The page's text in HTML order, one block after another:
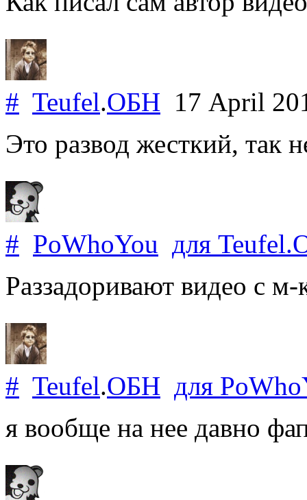
# Teufel.ОБН 17 April
Это развод жесткий, так
# PoWhoYou для Teufel.
Раззадоривают видео с м-
# Teufel.ОБН для
я вообще на нее давно